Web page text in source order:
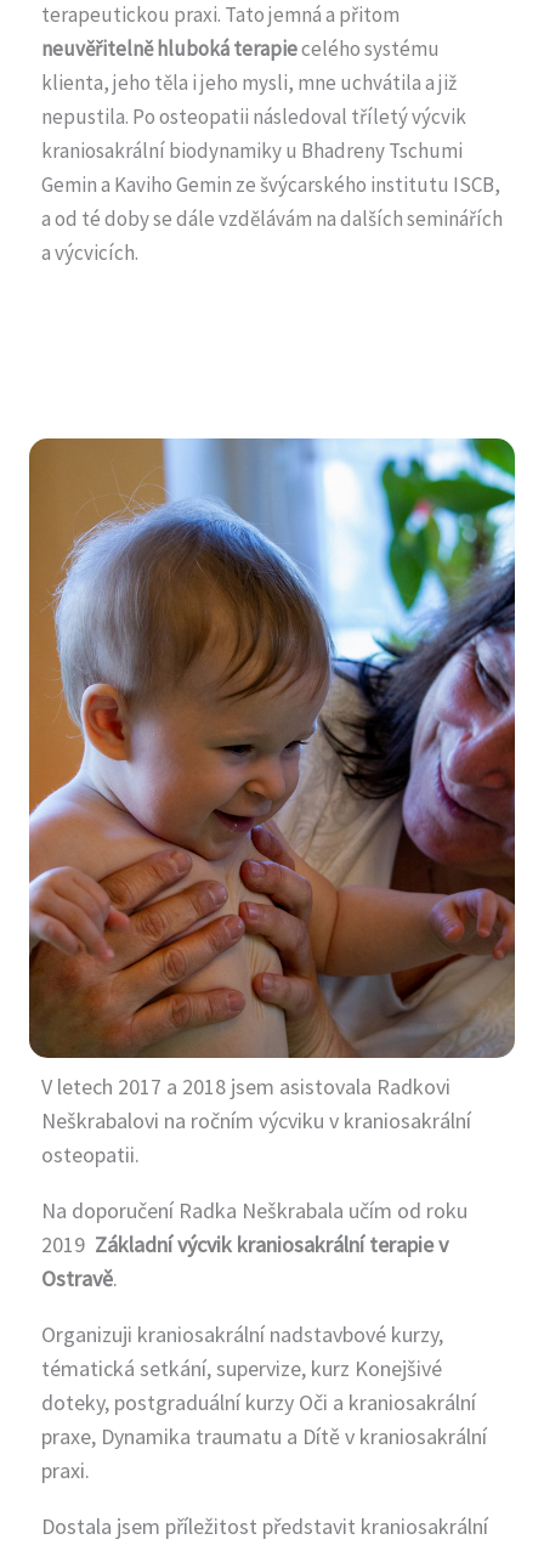
terapeutickou praxi. Tato jemná a přitom
neuvěřitelně hluboká terapiecelého systému
klienta, jeho těla i jeho mysli, mne uchvátila a již
nepustila. Po osteopatii následoval tříletý výcvik
kraniosakrální biodynamiky u Bhadreny Tschumi
Gemin a Kaviho Gemin ze švýcarského institutu ISCB,
a od té doby se dále vzdělávám na dalších seminářích
a výcvicích.
V letech 2017 a 2018 jsem asistovala Radkovi
Neškrabalovi na ročním výcviku v kraniosakrální
osteopatii.
Na doporučení Radka Neškrabala učím od roku
2019 Základní výcvik kraniosakrální terapie v
Ostravě.
Organizuji kraniosakrální nadstavbové kurzy,
tématická setkání, supervize, kurz Konejšivé
doteky, postgraduální kurzy Oči a kraniosakrální
praxe, Dynamika traumatu a Dítě v kraniosakrální
praxi.
Dostala jsem příležitost představit kraniosakrální